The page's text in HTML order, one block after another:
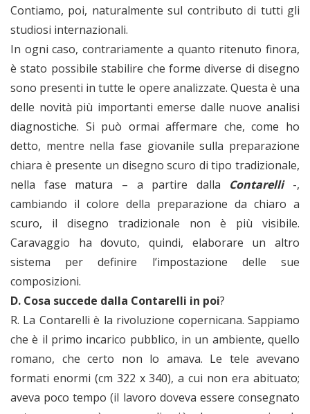
Contiamo, poi, naturalmente sul contributo di tutti gli
studiosi internazionali.
In ogni caso, contrariamente a quanto ritenuto finora,
è stato possibile stabilire che forme diverse di disegno
sono presenti in tutte le opere analizzate. Questa è una
delle novità più importanti emerse dalle nuove analisi
diagnostiche. Si può ormai affermare che, come ho
detto, mentre nella fase giovanile sulla preparazione
chiara è presente un disegno scuro di tipo tradizionale,
nella fase matura – a partire dalla Contarelli-,
cambiando il colore della preparazione da chiaro a
scuro, il disegno tradizionale non è più visibile.
Caravaggio ha dovuto, quindi, elaborare un altro
sistema per definire l’impostazione delle sue
composizioni.
D. Cosa succede dalla Contarelli in poi?
R. La Contarelli è la rivoluzione copernicana. Sappiamo
che è il primo incarico pubblico, in un ambiente, quello
romano, che certo non lo amava. Le tele avevano
formati enormi (cm 322 x 340), a cui non era abituato;
aveva poco tempo (il lavoro doveva essere consegnato